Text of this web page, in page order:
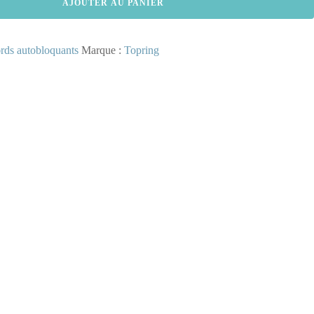
AJOUTER AU PANIER
autobloquants Marque : Topring